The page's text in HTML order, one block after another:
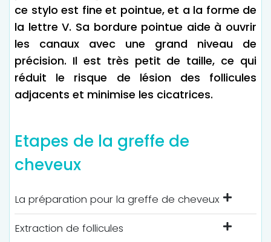
ce stylo est fine et pointue, et a la forme de
la lettre V. Sa bordure pointue aide à ouvrir
les canaux avec une grand niveau de
précision. Il est très petit de taille, ce qui
réduit le risque de lésion des follicules
adjacents et minimise les cicatrices.
Etapes de la greffe de
cheveux
La préparation pour la greffe de cheveux
Extraction de follicules